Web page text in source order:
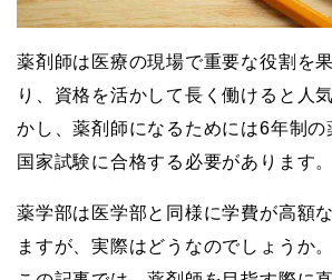
薬剤師は医療の現場で重要な役割を
り、資格を活かして長く働けると人
かし、薬剤師になるためには6年制の
国家試験に合格する必要があります。
薬学部は医学部と同様に学費が高額
ますが、実際はどうなのでしょうか。